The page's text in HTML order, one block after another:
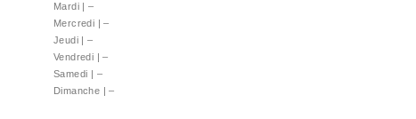
Mardi | –
Mercredi | –
Jeudi | –
Vendredi | –
Samedi | –
Dimanche | –